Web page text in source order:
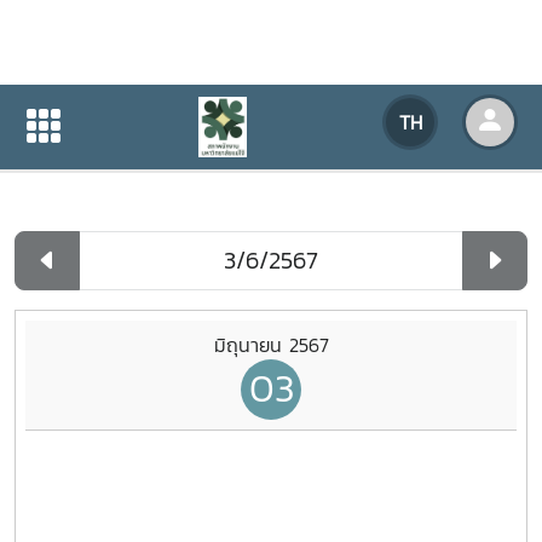
TH
ปฏิทินกิจกรรมของหน่วยงาน
ปฏิทินกิจกรรมของหน่วยงาน
มิถุนายน 2567
03